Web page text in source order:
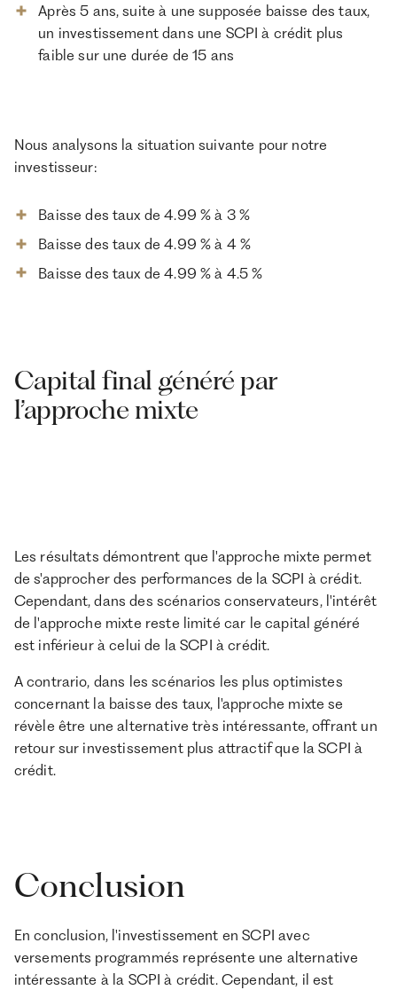
Après 5 ans, suite à une supposée baisse des taux,
un investissement dans une SCPI à crédit plus
faible sur une durée de 15 ans
Nous analysons la situation suivante pour notre
investisseur:
Baisse des taux de 4.99 % à 3 %
Baisse des taux de 4.99 % à 4 %
Baisse des taux de 4.99 % à 4.5 %
Capital final généré par
l’approche mixte
Les résultats démontrent que l'approche mixte permet
de s'approcher des performances de la SCPI à crédit.
Cependant, dans des scénarios conservateurs, l'intérêt
de l'approche mixte reste limité car le capital généré
est inférieur à celui de la SCPI à crédit.
A contrario, dans les scénarios les plus optimistes
concernant la baisse des taux, l'approche mixte se
révèle être une alternative très intéressante, offrant un
retour sur investissement plus attractif que la SCPI à
crédit.
Conclusion
En conclusion, l'investissement en SCPI avec
versements programmés représente une alternative
intéressante à la SCPI à crédit. Cependant, il est